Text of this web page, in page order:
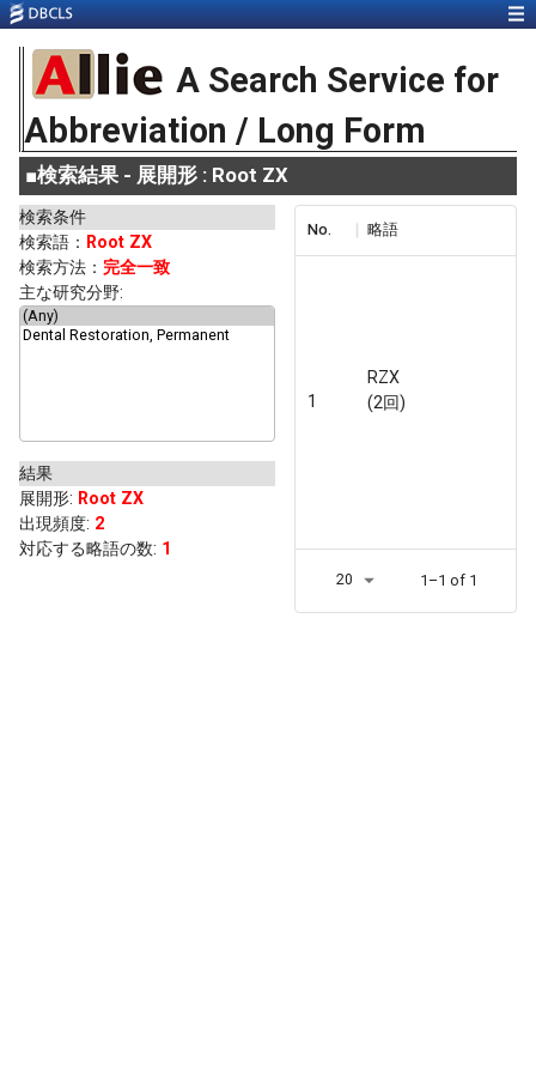
A Search Service for
Abbreviation / Long Form
■検索結果 - 展開形 : Root ZX
検索条件
検索語： Root ZX
検索方法： 完全一致
主な研究分野:
結果
展開形: Root ZX
出現頻度: 2
対応する略語の数: 1
No. 略語
1
RZX
(2回)
20 1–1 of 1